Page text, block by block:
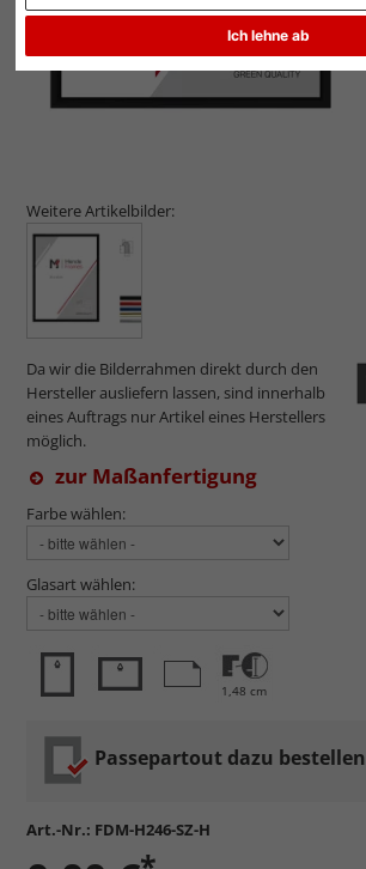
Ich lehne ab
Weitere Artikelbilder:
Da wir die Bilderrahmen direkt durch den
Hersteller ausliefern lassen, sind innerhalb
eines Auftrags nur Artikel eines Herstellers
möglich.
zur Maßanfertigung
Farbe wählen:
Glasart wählen:
1,48 cm
Passepartout dazu bestellen
Art.-Nr.: FDM-H246-SZ-H